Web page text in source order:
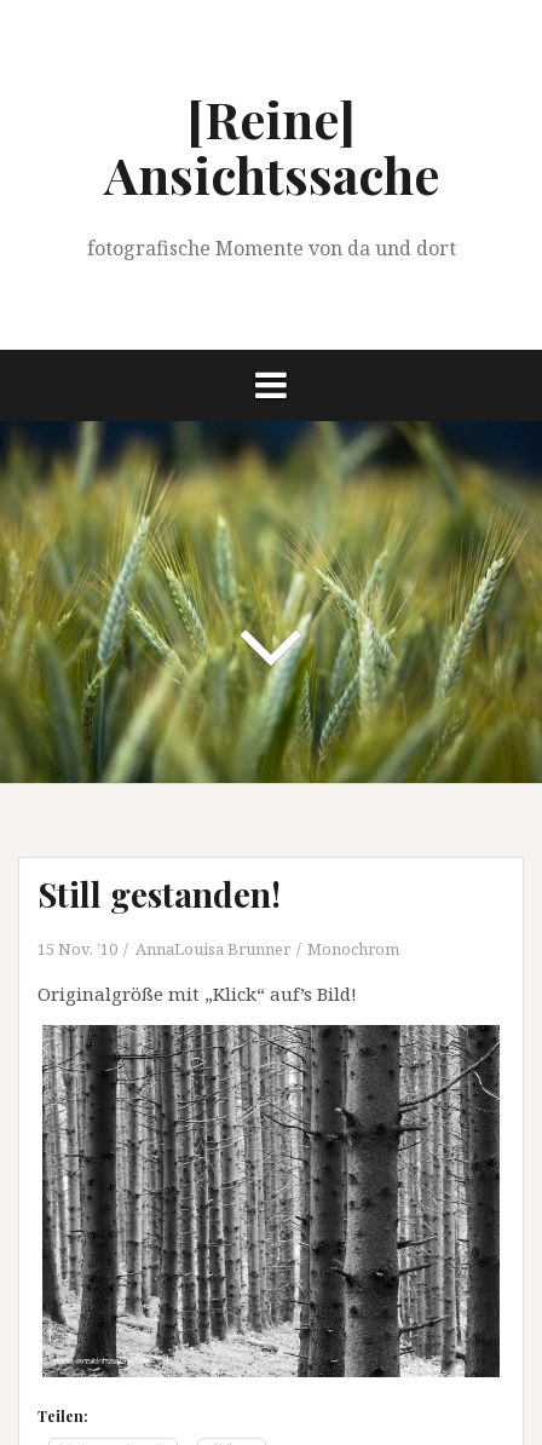
[Reine]
Ansichtssache
fotografische Momente von da und dort
Still gestanden!
15 Nov. ’10 AnnaLouisa Brunner Monochrom
Originalgröße mit „Klick“ auf’s Bild!
Teilen: